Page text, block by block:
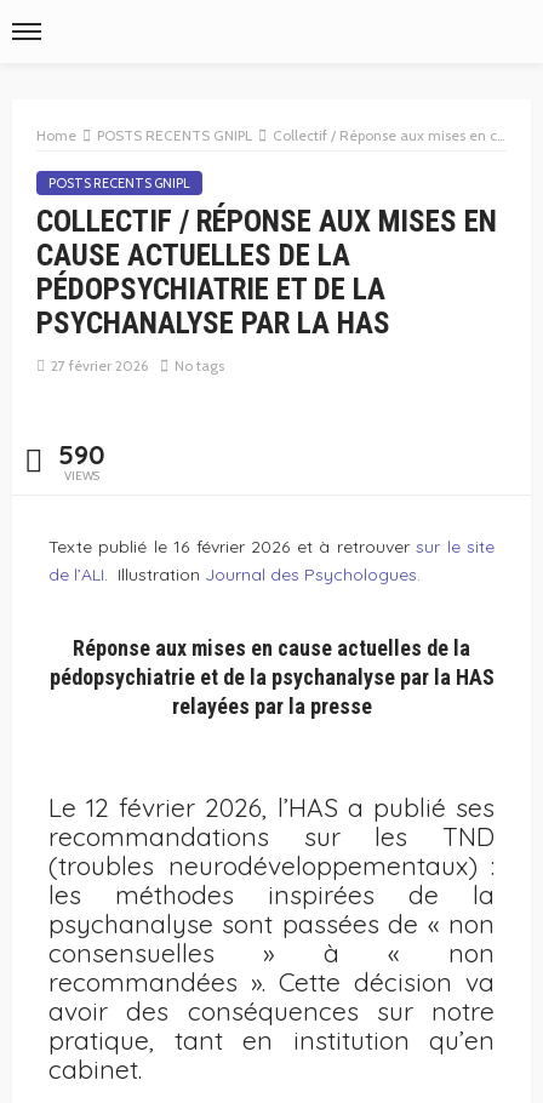
Home POSTS RECENTS GNIPL Collectif / Réponse aux mises en cause actuelles de la pédopsychiatrie et de la psychanalyse par la HAS
POSTS RECENTS GNIPL
COLLECTIF / RÉPONSE AUX MISES EN
CAUSE ACTUELLES DE LA
PÉDOPSYCHIATRIE ET DE LA
PSYCHANALYSE PAR LA HAS
27 février 2026 No tags
590
VIEWS
Texte publié le 16 février 2026 et à retrouversur le site
de l’ALI. Illustration Journal des Psychologues.
Réponse aux mises en cause actuelles de la
pédopsychiatrie et de la psychanalyse par la HAS
relayées par la presse
Le 12 février 2026, l’HAS a publié ses
recommandations sur les TND
(troubles neurodéveloppementaux) :
les méthodes inspirées de la
psychanalyse sont passées de « non
consensuelles » à « non
recommandées ». Cette décision va
avoir des conséquences sur notre
pratique, tant en institution qu’en
cabinet.